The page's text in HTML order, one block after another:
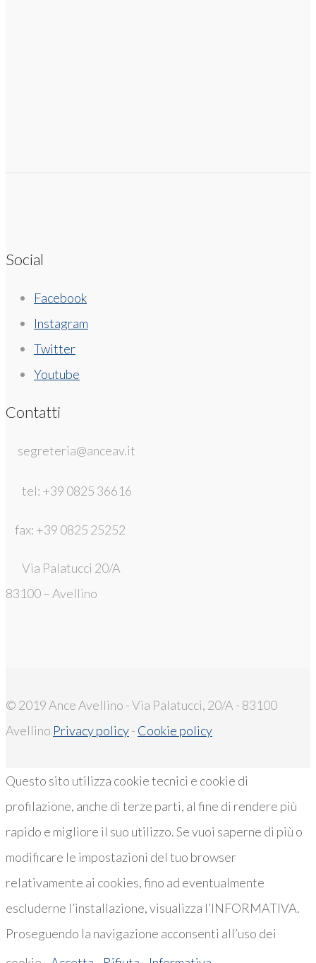
Social
Facebook
Instagram
Twitter
Youtube
Contatti
segreteria@anceav.it
tel: +39 0825 36616
fax: +39 0825 25252
Via Palatucci 20/A
83100 – Avellino
© 2019 Ance Avellino - Via Palatucci, 20/A - 83100
Avellino Privacy policy- Cookie policy
Questo sito utilizza cookie tecnici e cookie di
profilazione, anche di terze parti, al fine di rendere più
rapido e migliore il suo utilizzo. Se vuoi saperne di più o
modificare le impostazioni del tuo browser
relativamente ai cookies, fino ad eventualmente
escluderne l’installazione, visualizza l’INFORMATIVA.
Proseguendo la navigazione acconsenti all’uso dei